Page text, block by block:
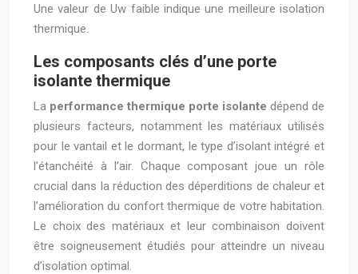
Une valeur de Uw faible indique une meilleure isolation
thermique.
Les composants clés d’une porte
isolante thermique
La performance thermique porte isolante dépend de
plusieurs facteurs, notamment les matériaux utilisés
pour le vantail et le dormant, le type d’isolant intégré et
l’étanchéité à l’air. Chaque composant joue un rôle
crucial dans la réduction des déperditions de chaleur et
l’amélioration du confort thermique de votre habitation.
Le choix des matériaux et leur combinaison doivent
être soigneusement étudiés pour atteindre un niveau
d’isolation optimal.